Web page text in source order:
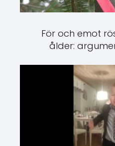
För och emot
ålder: